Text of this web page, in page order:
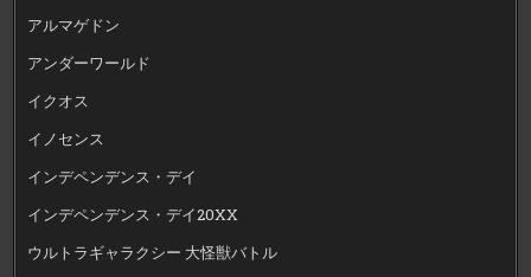
アルマゲドン
アンダーワールド
イクオス
イノセンス
インデペンデンス・デイ
インデペンデンス・デイ20XX
ウルトラギャラクシー 大怪獣バトル